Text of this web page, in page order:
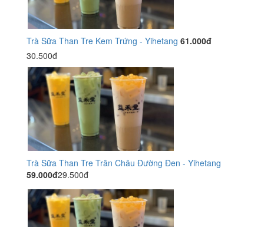
Trà Sữa Than Tre Kem Trứng - Yihetang 61.000đ
30.500đ
Trà Sữa Than Tre Trân Châu Đường Đen - Yihetang
59.000đ29.500đ